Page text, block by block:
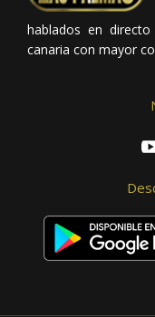
hablados en
canaria con mayor